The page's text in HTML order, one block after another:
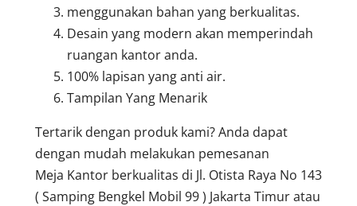
menggunakan bahan yang berkualitas.
Desain yang modern akan memperindah
ruangan kantor anda.
100% lapisan yang anti air.
Tampilan Yang Menarik
Tertarik dengan produk kami? Anda dapat
dengan mudah melakukan pemesanan
Meja Kantor berkualitas di Jl. Otista Raya No 143
( Samping Bengkel Mobil 99 ) Jakarta Timur atau